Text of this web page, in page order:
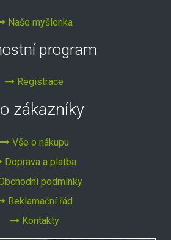
Naše myšlenka
program
Registrace
zákazníky
Vše o nákupu
Doprava a platba
podmínky
Reklamační řád
Kontakty